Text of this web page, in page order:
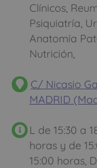
Clínicos,
Psiquiatría,
Anatomía
Nutrición,
C/ Nicasio
MADRID
L de 15:30 a
horas y de
15:00 horas,